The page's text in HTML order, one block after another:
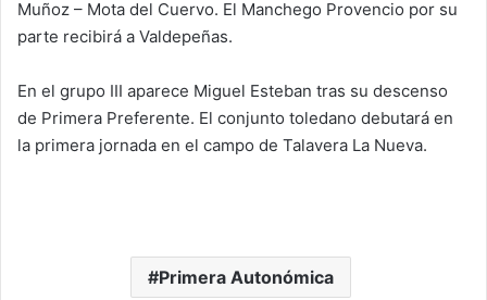
Muñoz – Mota del Cuervo. El Manchego Provencio por su
parte recibirá a Valdepeñas.
En el grupo III aparece Miguel Esteban tras su descenso
de Primera Preferente. El conjunto toledano debutará en
la primera jornada en el campo de Talavera La Nueva.
Primera Autonómica